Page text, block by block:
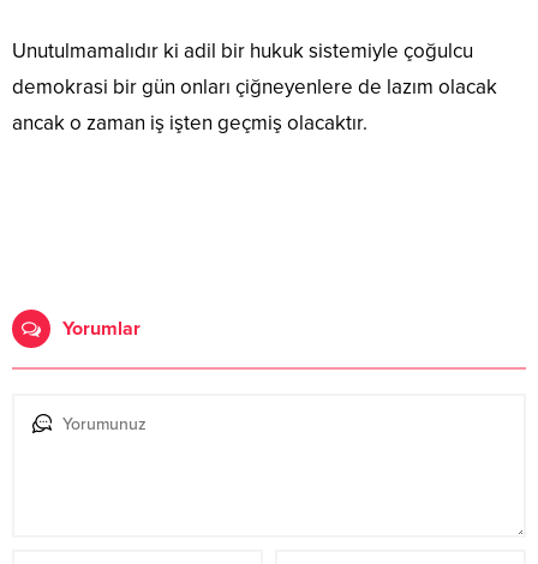
Unutulmamalıdır ki adil bir hukuk sistemiyle çoğulcu
demokrasi bir gün onları çiğneyenlere de lazım olacak
ancak o zaman iş işten geçmiş olacaktır.
Yorumlar